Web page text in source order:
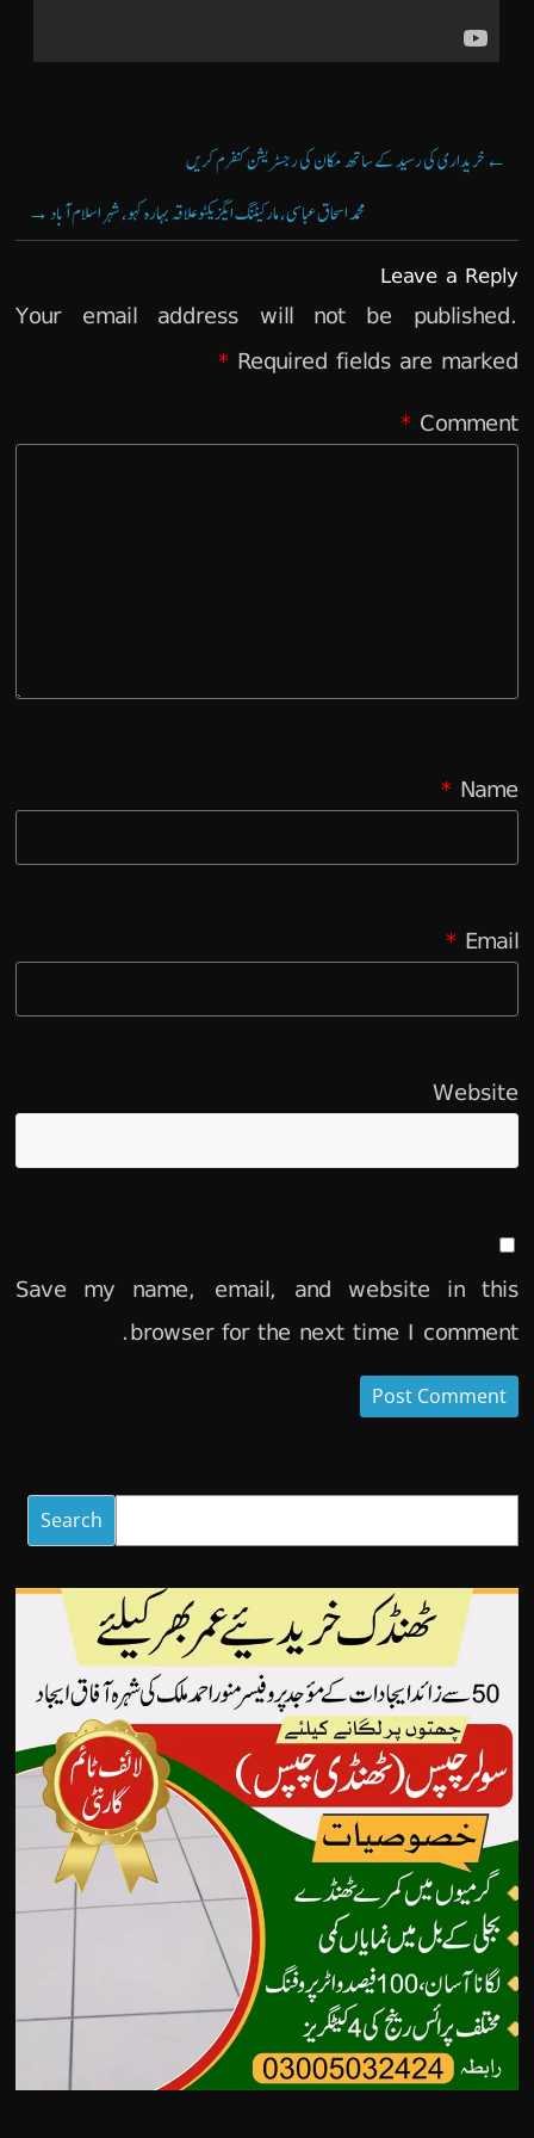
←خریداری کی رسید کے ساتھ مکان کی رجسٹریشن کنفرم کریں
محمد اسحاق عباسی، مارکیٹنگ ایگزیکٹو علاقہ بہارہ کہو، شہر اسلام آباد→
Leave a Reply
Your email address will not be published.
Required fields are marked
*
Comment
*
Name
*
Email
*
Website
Save my name, email, and website in this
browser for the next time I comment.
Search